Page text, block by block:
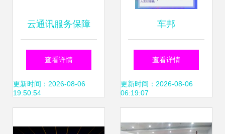
云通讯服务保障
难？网易云信金牌
T服务全面启动
查看详情
更新时间：2026-08-06
19:50:54
车邦
查看详情
更新时间：2026-08-06
06:19:07